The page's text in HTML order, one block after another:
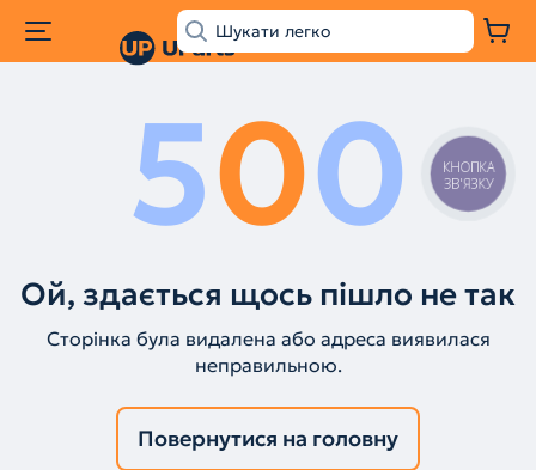
500
Ой, здається щось пішло не так
Сторінка була видалена або адреса виявилася
неправильною.
Повернутися на головну
КНОПКА
ЗВ'ЯЗКУ